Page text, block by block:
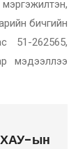
бичгийн
51-262565,
мэдээллээ
ын